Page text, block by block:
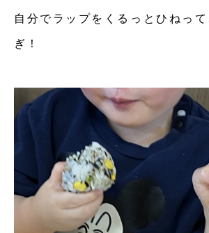
自分でラップをくるっとひねっ
ぎ！